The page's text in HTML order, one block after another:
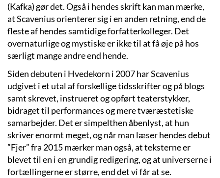
(Kafka) gør det. Også i hendes skrift kan man mærke,
at Scavenius orienterer sig i en anden retning, end de
fleste af hendes samtidige forfatterkolleger. Det
overnaturlige og mystiske er ikke til at få øje på hos
særligt mange andre end hende.
Siden debuten i Hvedekorn i 2007 har Scavenius
udgivet i et utal af forskellige tidsskrifter og på blogs
samt skrevet, instrueret og opført teaterstykker,
bidraget til performances og mere tværæstetiske
samarbejder. Det er simpelthen åbenlyst, at hun
skriver enormt meget, og når man læser hendes debut
”Fjer” fra 2015 mærker man også, at teksterne er
blevet til en i en grundig redigering, og at universerne i
fortællingerne er større, end det vi får at se.